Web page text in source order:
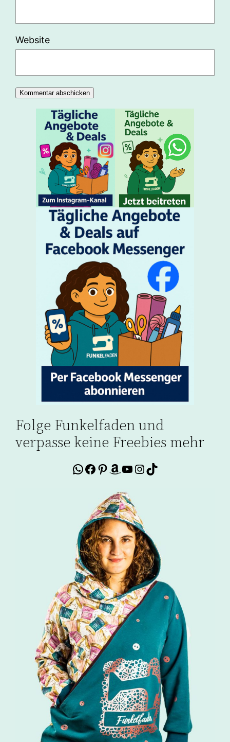
Website
Folge Funkelfaden und
verpasse keine Freebies mehr
WhatsApp
Facebook
Pinterest
Amazon
YouTube
Instagram
TikTok